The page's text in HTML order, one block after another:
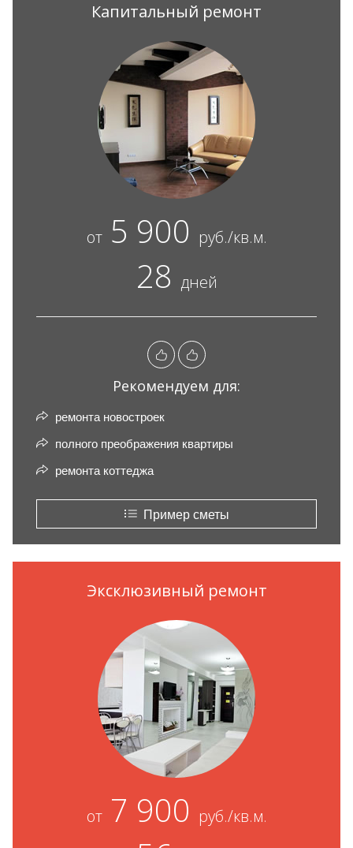
Капитальный ремонт
от5 900 руб./кв.м.
28 дней
Рекомендуем для:
ремонта новостроек
полного преображения квартиры
ремонта коттеджа
Пример сметы
Эксклюзивный ремонт
от7 900 руб./кв.м.